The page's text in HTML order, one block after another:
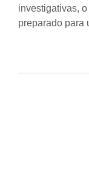
investigativas,
preparado para